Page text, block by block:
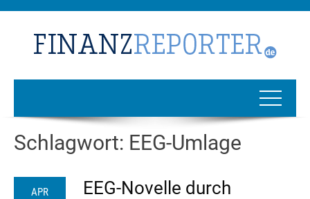
Schlagwort: EEG-Umlage
APR
EEG-Novelle durch